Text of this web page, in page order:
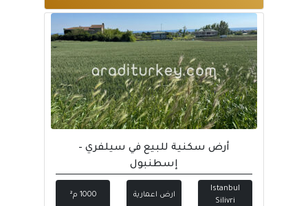
أرض سكنية للبيع في سيلفري –
إسطنبول
Istanbul
Silivri
ارض اعمارية 1000 م²